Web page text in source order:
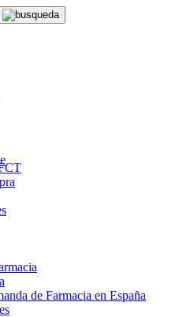
de Farmacia en España